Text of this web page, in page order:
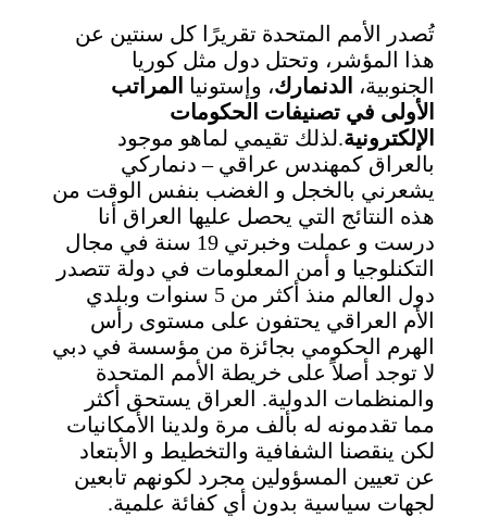
تُصدر الأمم المتحدة تقريرًا كل سنتين عن
هذا المؤشر، وتحتل دول مثل كوريا
الجنوبية،
الدنمارك، وإستونيا المراتب
الأولى في تصنيفات الحكومات
الإلكترونية.لذلك تقيمي لماهو موجود
بالعراق كمهندس عراقي – دنماركي
يشعرني بالخجل و الغضب بنفس الوقت من
هذه النتائج التي يحصل عليها العراق أنا
درست و عملت وخبرتي 19 سنة في مجال
التكنلوجيا و أمن المعلومات في دولة تتصدر
دول العالم منذ أكثر من 5 سنوات وبلدي
الأم العراقي يحتفون على مستوى رأس
الهرم الحكومي بجائزة من مؤسسة في دبي
لا توجد أصلاً على خريطة الأمم المتحدة
والمنظمات الدولية. العراق يستحق أكثر
مما تقدمونه له بألف مرة ولدينا الأمكانيات
لكن ينقصنا الشفافية والتخطيط و الأبتعاد
عن تعيين المسؤولين مجرد لكونهم تابعين
لجهات سياسية بدون أي كفائة علمية.